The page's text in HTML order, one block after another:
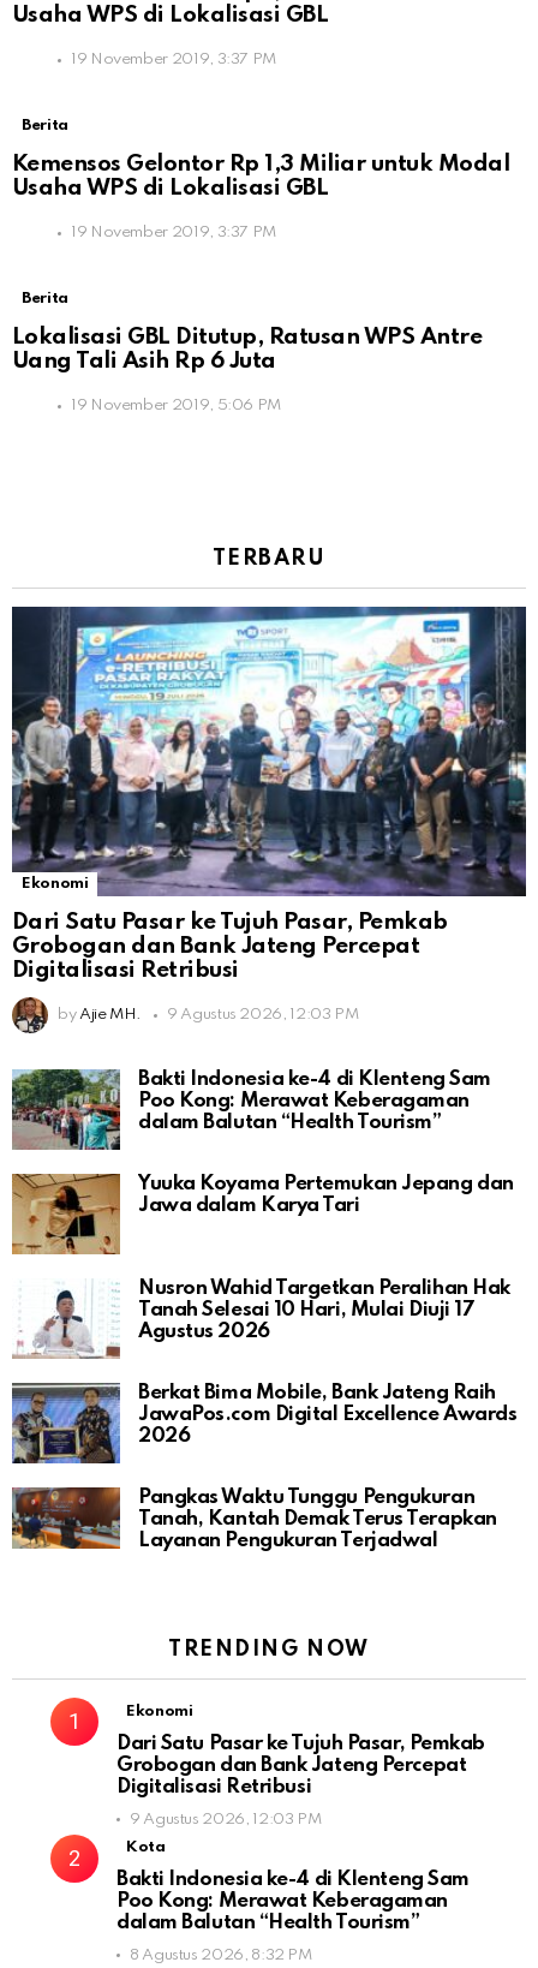
Usaha WPS di Lokalisasi GBL
19 November 2019, 3:37 PM
Berita
Kemensos Gelontor Rp 1,3 Miliar untuk Modal
Usaha WPS di Lokalisasi GBL
19 November 2019, 3:37 PM
Berita
Lokalisasi GBL Ditutup, Ratusan WPS Antre
Uang Tali Asih Rp 6 Juta
19 November 2019, 5:06 PM
TERBARU
Ekonomi
Dari Satu Pasar ke Tujuh Pasar, Pemkab
Grobogan dan Bank Jateng Percepat
Digitalisasi Retribusi
by Ajie MH. 9 Agustus 2026, 12:03 PM
Bakti Indonesia ke-4 di Klenteng Sam
Poo Kong: Merawat Keberagaman
dalam Balutan “Health Tourism”
Yuuka Koyama Pertemukan Jepang dan
Jawa dalam Karya Tari
Nusron Wahid Targetkan Peralihan Hak
Tanah Selesai 10 Hari, Mulai Diuji 17
Agustus 2026
Berkat Bima Mobile, Bank Jateng Raih
JawaPos.com Digital Excellence Awards
2026
Pangkas Waktu Tunggu Pengukuran
Tanah, Kantah Demak Terus Terapkan
Layanan Pengukuran Terjadwal
TRENDING NOW
Ekonomi
Dari Satu Pasar ke Tujuh Pasar, Pemkab
Grobogan dan Bank Jateng Percepat
Digitalisasi Retribusi
9 Agustus 2026, 12:03 PM
Kota
Bakti Indonesia ke-4 di Klenteng Sam
Poo Kong: Merawat Keberagaman
dalam Balutan “Health Tourism”
8 Agustus 2026, 8:32 PM